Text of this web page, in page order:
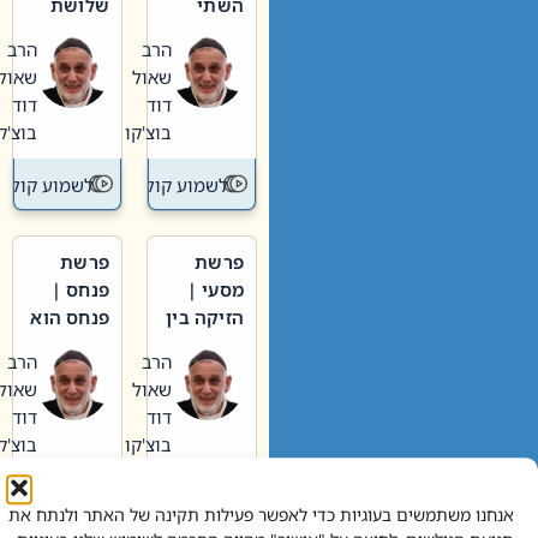
אנחנו משתמשים בעוגיות כדי לאפשר פעילות תקינה של האתר ולנתח את
וערב של
חיינו
הרב
שאול
דוד
בוצ'קו
לשמוע קול תורה – מדרש
האבות
הרב
שאול
דוד
בוצ'קו
לשמוע קול
פרשת
מסעי |
הזיקה בין
הגדול לעם הרב
שאול
דוד
בוצ'קו
לשמוע קול תורה – מדרש
פרשת
פנחס |
פנחס הוא
אליהו: בין
קנאות
הורסת
לקנאות
בונה
הרב
שאול
דוד
בוצ'קו
לשמוע קול